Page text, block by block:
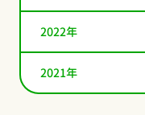
2022年
2021年